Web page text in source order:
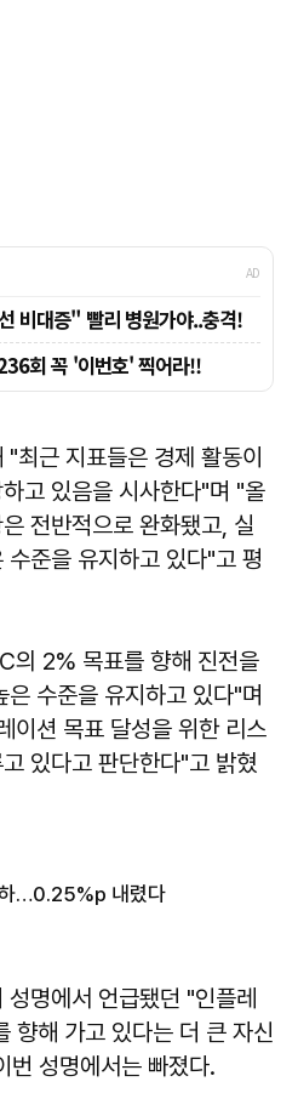
최근 지표들은 경제 활동이
고 있음을 시사한다"며 "올
전반적으로 완화됐고, 실
준을 유지하고 있다"고 평
의 2% 목표를 향해 진전을
수준을 유지하고 있다"며
션 목표 달성을 위한 리스
있다고 판단한다"고 밝혔
…0.25%p 내렸다
명에서 언급됐던 "인플레
향해 가고 있다는 더 큰 자신
번 성명에서는 빠졌다.